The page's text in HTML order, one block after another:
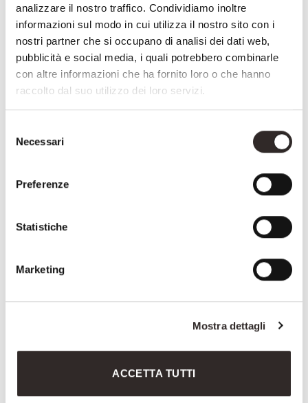
analizzare il nostro traffico. Condividiamo inoltre
informazioni sul modo in cui utilizza il nostro sito con i
nostri partner che si occupano di analisi dei dati web,
pubblicità e social media, i quali potrebbero combinarle
con altre informazioni che ha fornito loro o che hanno
raccolto dal suo utilizzo dei loro servizi.
delNecessari
Preferenze
Statistiche
Marketing
Mostra dettagli
ACCETTA TUTTI
3662 3652
3583